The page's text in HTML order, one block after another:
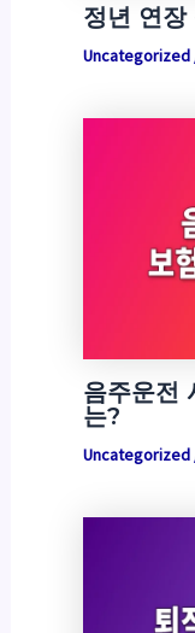
정년 연장
Uncategorized
음주운전
는?
Uncategorized